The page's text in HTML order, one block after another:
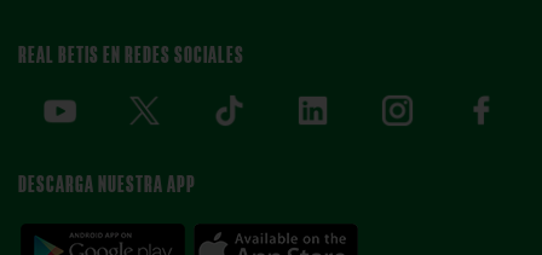
REAL BETIS EN REDES SOCIALES
DESCARGA NUESTRA APP